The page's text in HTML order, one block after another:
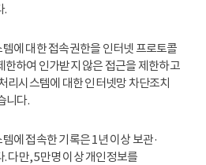
.
에 대한 접속권한을 인터넷 프로토콜
한하여 인가받지 않은 접근을 제한하고
리시스템에 대한 인터넷망 차단조치
니다.
에 접속한 기록은 1년 이상 보관·
다만, 5만명 이상 개인정보를